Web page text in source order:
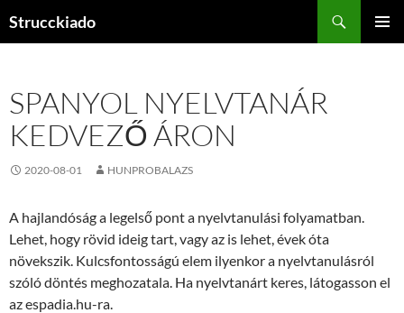
Strucckiado
SPANYOL NYELVTANÁR
KEDVEZŐ ÁRON
2020-08-01 HUNPROBALAZS
A hajlandóság a legelső pont a nyelvtanulási folyamatban.
Lehet, hogy rövid ideig tart, vagy az is lehet, évek óta
növekszik. Kulcsfontosságú elem ilyenkor a nyelvtanulásról
szóló döntés meghozatala. Ha nyelvtanárt keres, látogasson el
az espadia.hu-ra.